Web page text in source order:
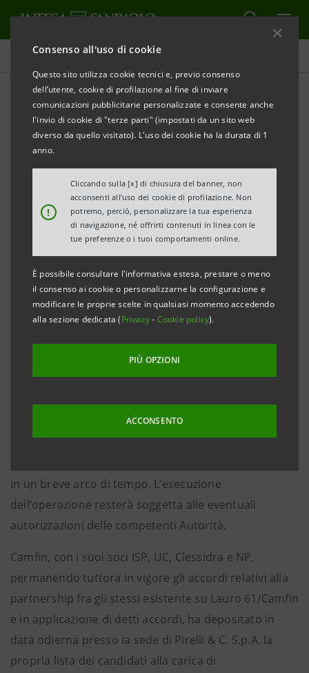
Consenso all'uso di cookie
Questo sito utilizza cookie tecnici e, previo consenso
dell’utente, cookie di profilazione al fine di inviare
comunicazioni pubblicitarie personalizzate e consente anche
l'invio di cookie di "terze parti" (impostati da un sito web
diverso da quello visitato). L'uso dei cookie ha la durata di 1
anno.
!
Cliccando sulla [x] di chiusura del banner, non
acconsenti all’uso dei cookie di profilazione. Non
potremo, perciò, personalizzare la tua esperienza
di navigazione, né offrirti contenuti in linea con le
tue preferenze o i tuoi comportamenti online.
È possibile consultare l'informativa estesa, prestare o meno
il consenso ai cookie o personalizzarne la configurazione e
modificare le proprie scelte in qualsiasi momento accedendo
alla sezione dedicata (Privacy- Cookie policy).
PIÙ OPZIONI
ACCONSENTO
Comunicati stampa
STAMPA AGGIORNA
INTESA SANPAOLO (ISP), UNICREDIT (UC),
CLESSIDRA E NUOVE PARTECIPAZIONI (NP)
COMUNICANO CHE PROSEGUONO LE
NEGOZIAZIONI CON IL GRUPPO ROSNEFT PER LA
FINALIZZAZIONE DEGLI ACCORDI VINCOLANTI
RIGUARDANTI I CONTRATTI RELATIVI ALL’ACCORDO
DI MASSIMA, OGGETTO DEL COMUNICATO DEL 17
MARZO 2014
Milano, 18 maggio 2014– Intesa Sanpaolo (ISP),
comunicano che proseguono le negoziazioni con il
Gruppo Rosneft per la finalizzazione degli accordi
vincolanti riguardanti i contratti relativi all’accordo di
massima, oggetto del comunicato del 17 marzo 2014.
in un breve arco di tempo. L’esecuzione
dell’operazione resterà soggetta alle eventuali
autorizzazioni delle competenti Autorità.
Camfin, con i suoi soci ISP, UC, Clessidra e NP,
permanendo tuttora in vigore gli accordi relativi alla
partnership fra gli stessi esistente su Lauro 61/Camfin
e in applicazione di detti accordi, ha depositato in
data odierna presso la sede di Pirelli & C. S.p.A. la
propria lista dei candidati alla carica di